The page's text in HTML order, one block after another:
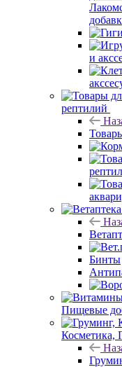
и
рептилий
Бинты
Пищевые
Косметика,